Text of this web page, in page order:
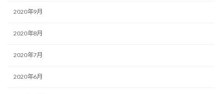
2020年9月
2020年8月
2020年7月
2020年6月